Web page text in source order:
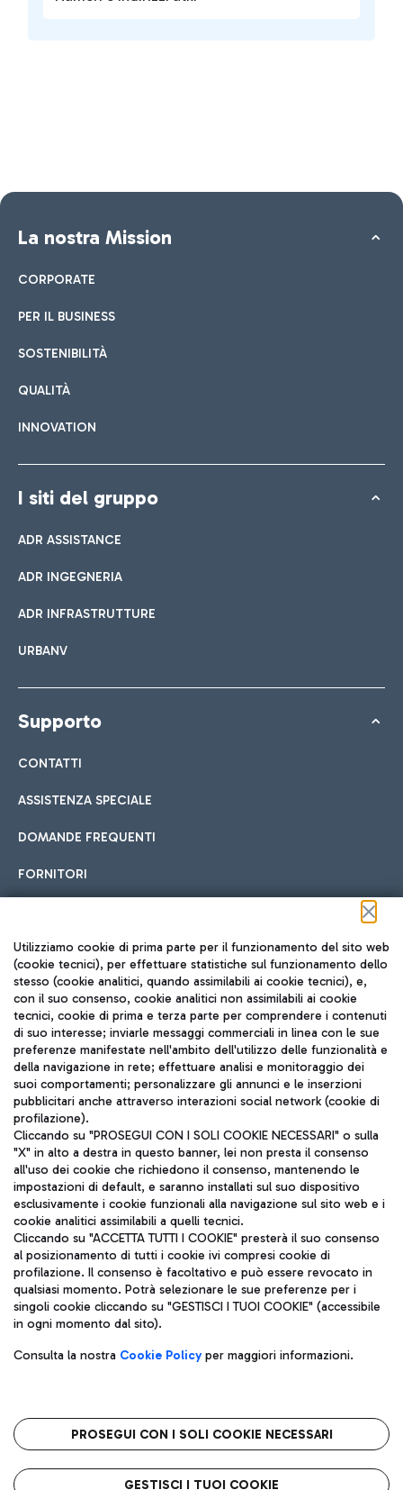
La nostra Mission
CORPORATE
PER IL BUSINESS
SOSTENIBILITÀ
QUALITÀ
INNOVATION
I siti del gruppo
ADR ASSISTANCE
ADR INGEGNERIA
ADR INFRASTRUTTURE
URBANV
Supporto
CONTATTI
ASSISTENZA SPECIALE
DOMANDE FREQUENTI
FORNITORI
Seguici sui social
TRAVEL JOURNAL
ITA
Aeroporti di Roma S.p.A. - Società soggetta a direzione e
coordinamento di Mundys S.p.A.
Codice fiscale e Registro delle Imprese di Roma 13032990155 P.
IVA 06572251004
Capitale sociale 62.224.743,00 int. vers.
Sede legale: Via Pier Paolo Racchetti 1 - 00054 Fiumicino (RM)
telefono +39 06 65951
Privacy policy
Note legali
Roma FCO
L'aeroporto stellato
Utilizziamo cookie di prima parte per il funzionamento del sito web
(cookie tecnici), per effettuare statistiche sul funzionamento dello
stesso (cookie analitici, quando assimilabili ai cookie tecnici), e,
con il suo consenso, cookie analitici non assimilabili ai cookie
tecnici, cookie di prima e terza parte per comprendere i contenuti
di suo interesse; inviarle messaggi commerciali in linea con le sue
preferenze manifestate nell'ambito dell'utilizzo delle funzionalità e
della navigazione in rete; effettuare analisi e monitoraggio dei
suoi comportamenti; personalizzare gli annunci e le inserzioni
pubblicitari anche attraverso interazioni social network (cookie di
profilazione).
Cliccando su "PROSEGUI CON I SOLI COOKIE NECESSARI" o sulla
"X" in alto a destra in questo banner, lei non presta il consenso
all'uso dei cookie che richiedono il consenso, mantenendo le
impostazioni di default, e saranno installati sul suo dispositivo
esclusivamente i cookie funzionali alla navigazione sul sito web e i
cookie analitici assimilabili a quelli tecnici.
Cliccando su "ACCETTA TUTTI I COOKIE" presterà il suo consenso
al posizionamento di tutti i cookie ivi compresi cookie di
profilazione. Il consenso è facoltativo e può essere revocato in
qualsiasi momento. Potrà selezionare le sue preferenze per i
singoli cookie cliccando su "GESTISCI I TUOI COOKIE" (accessibile
in ogni momento dal sito).
Consulta la nostra Cookie Policyper maggiori informazioni.
PROSEGUI CON I SOLI COOKIE NECESSARI
GESTISCI I TUOI COOKIE